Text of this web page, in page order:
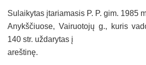
Sulaikytas įtariamasis P. P. gim. 1985
Anykščiuose, Vairuotojų g., kuris
140 str. uždarytas į
areštinę.